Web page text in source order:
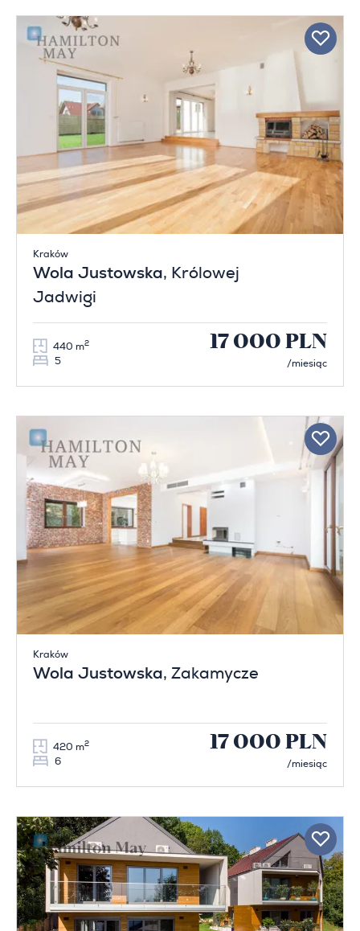
Kraków
Wola Justowska, Królowej
Jadwigi
440 m2
5
17 000 PLN
/miesiąc
Kraków
Wola Justowska, Zakamycze
420 m2
6
17 000 PLN
/miesiąc